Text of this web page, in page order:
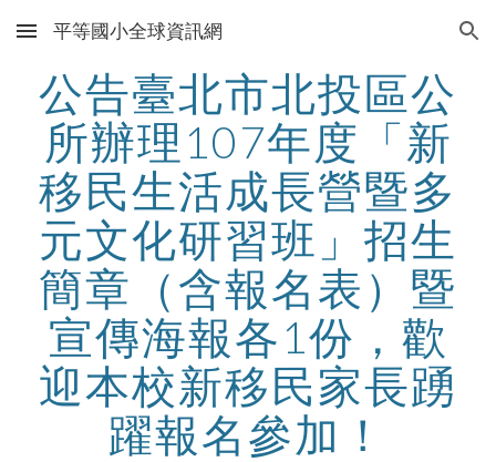
Skip to main content Skip to navigation
平等國小全球資訊網
公告臺北市北投區公
所辦理107年度「新
移民生活成長營暨多
元文化研習班」招生
簡章（含報名表）暨
宣傳海報各1份，歡
迎本校新移民家長踴
躍報名參加！